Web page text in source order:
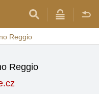
Reggio
Reggio